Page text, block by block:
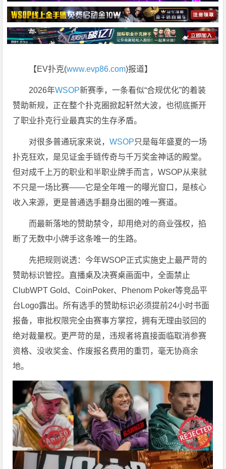
【EV扑克(www.evp86.com)报道】
2026年WSOP新赛季，一条看似“合规优化”的着装
赞助新规，正在整个扑克圈掀起轩然大波，也彻底撕开
了职业扑克行业最真实的生存矛盾。
对很多普通玩家来说，WSOP只是每年盛夏的一场
扑克狂欢，是见证金手链传奇与千万奖金神话的殿堂。
但对成千上万的职业和半职业牌手而言，WSOP从来就
不只是一场比赛——它是全年唯一的曝光窗口，是核心
收入来源，更是普通选手翻身出圈的唯一赛道。
而最新落地的赞助禁令，却用绝对的商业强权，掐
断了无数中小牌手这条唯一的生路。
先把规则说透：今年WSOP正式实施史上最严苛的
赞助标识管控。直播桌及决赛桌画面中，全面禁止
ClubWPT Gold、CoinPoker、Phenom Poker等竞品平
台Logo露出。所有选手的赞助标识必须提前24小时书面
报备，审批权限完全由赛事方掌控，拥有无理由驳回的
绝对裁量权。更严苛的是，违规者将直接面临取消参赛
资格、没收奖金、作废报名费用的重罚，毫无协商余
地。